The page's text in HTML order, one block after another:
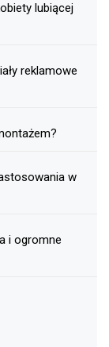
lubiącej
reklamowe
w
i ogromne